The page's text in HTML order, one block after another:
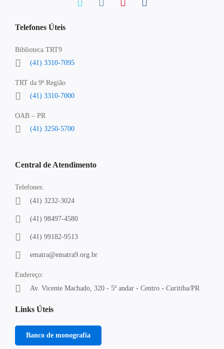
Telefones Úteis
Biblioteca TRT9
(41) 3310-7095
TRT da 9ª Região
(41) 3310-7000
OAB – PR
(41) 3250-5700
Central de Atendimento
Telefones:
(41) 3232-3024
(41) 98497-4580
(41) 99182-9513
ematra@ematra9.org.br
Endereço:
Av. Vicente Machado, 320 - 5º andar - Centro - Curitiba/PR
Links Úteis
Banco de monografia